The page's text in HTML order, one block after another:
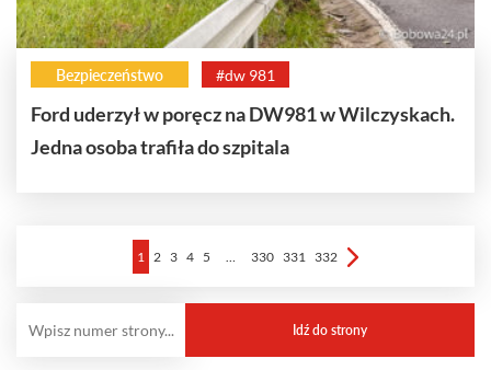
Bezpieczeństwo #dw 981
Ford uderzył w poręcz na DW981 w Wilczyskach.
Jedna osoba trafiła do szpitala
1 2 3 4 5 … 330 331 332